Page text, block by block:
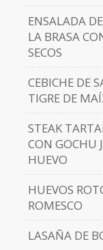
ENSALADA
LA BRASA
SECOS
CEBICHE DE
TIGRE DE
STEAK
CON GOCHU
HUEVO
HUEVOS
ROMESCO
LASAÑA DE